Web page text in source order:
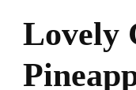
Lovely